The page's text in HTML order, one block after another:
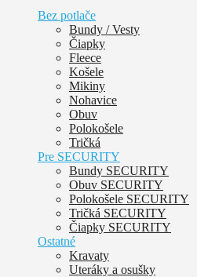
Bez potlače
Bundy / Vesty
Čiapky
Fleece
Košele
Mikiny
Nohavice
Obuv
Polokošele
Tričká
Pre SECURITY
Bundy SECURITY
Obuv SECURITY
Polokošele SECURITY
Tričká SECURITY
Čiapky SECURITY
Ostatné
Kravaty
Uteráky a osušky